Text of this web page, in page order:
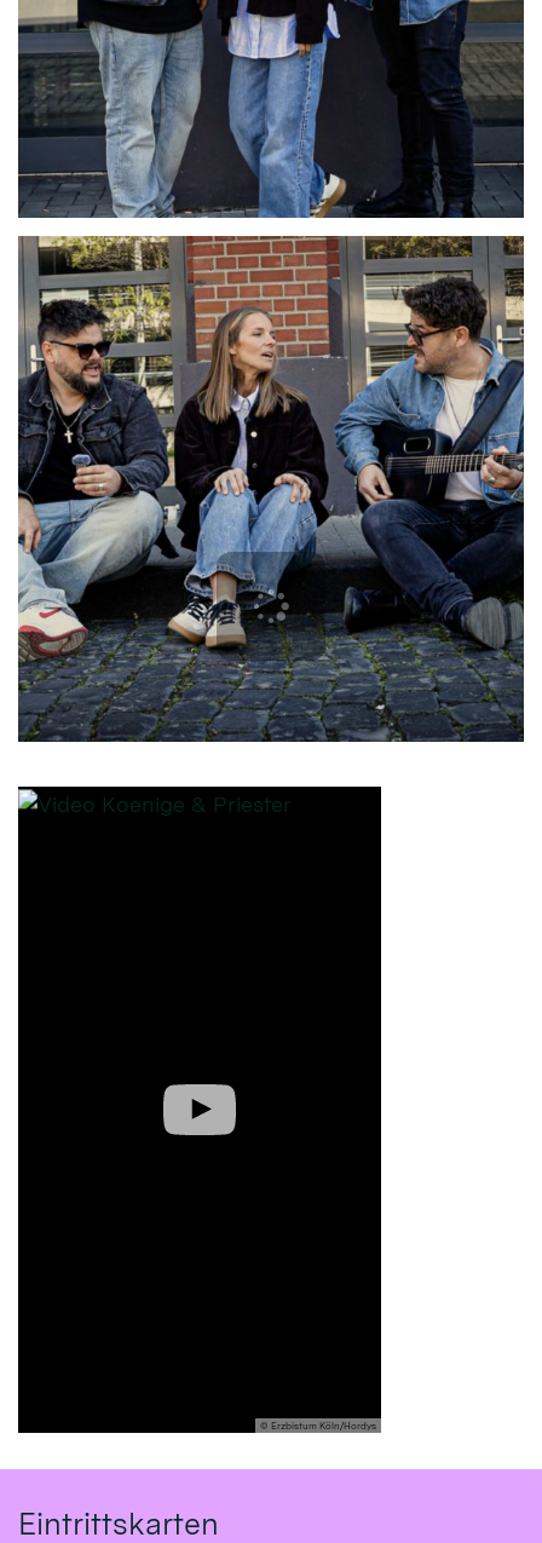
© Erzbistum Köln/Hordys
Eintrittskarten